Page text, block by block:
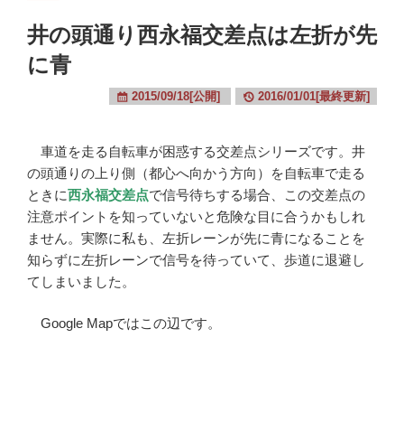
井の頭通り西永福交差点は左折が先
に青
2015/09/18[公開] 2016/01/01[最終更新]
車道を走る自転車が困惑する交差点シリーズです。井
の頭通りの上り側（都心へ向かう方向）を自転車で走る
ときに西永福交差点で信号待ちする場合、この交差点の
注意ポイントを知っていないと危険な目に合うかもしれ
ません。実際に私も、左折レーンが先に青になることを
知らずに左折レーンで信号を待っていて、歩道に退避し
てしまいました。
Google Mapではこの辺です。